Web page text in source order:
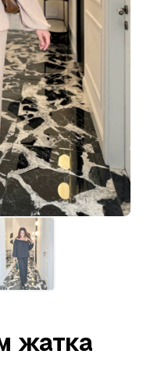
жатка